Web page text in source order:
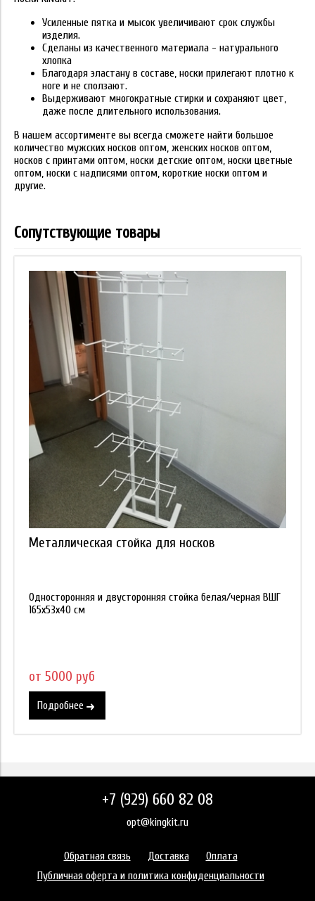
Усиленные пятка и мысок увеличивают срок службы
изделия.
Сделаны из качественного материала - натурального
хлопка
Благодаря эластану в составе, носки прилегают плотно к
ноге и не сползают.
Выдерживают многократные стирки и сохраняют цвет,
даже после длительного использования.
В нашем ассортименте вы всегда сможете найти большое
количество мужских носков оптом, женских носков оптом,
носков с принтами оптом, носки детские оптом, носки цветные
оптом, носки с надписями оптом, короткие носки оптом и
другие.
Сопутствующие товары
Металлическая стойка для носков
Односторонняя и двусторонняя стойка белая/черная ВШГ
165х53х40 см
от 5000 руб
Подробнее
+7 (929) 660 82 08
opt@kingkit.ru
Обратная связь Доставка
Оплата
Публичная оферта и политика конфиденциальности